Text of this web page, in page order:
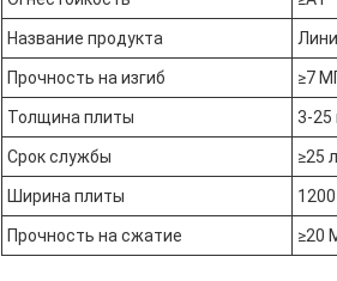
Название продукта
Прочность на изгиб ≥7
Толщина плиты 3-25
Срок службы ≥25
Ширина плиты
Прочность на сжатие ≥20